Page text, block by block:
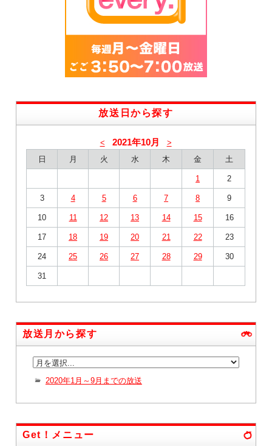
放送日から探す
< 2021年10月
>
日
月 火 水 木 金 土
1 2
3 4 5 6 7 8 9
10 11 12 13 14 15 16
17 18 19 20 21 22 23
24 25 26 27 28 29 30
31
放送月から探す
2020年1月～9月までの放送
Get！メニュー